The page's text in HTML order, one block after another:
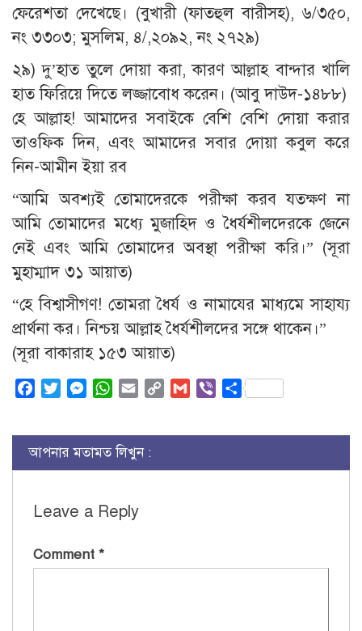
ফেরেশতা দেখেছে। (বুখারী (ফাতহুল বারীসহ), ৬/৩৫০,
নং ৩৩০৩; মুসলিম, ৪/,২০৯২, নং ২৭২৯)
২৯) দু’হাত তুলে দোয়া করা, কারণ আল্লাহ বান্দার খালি
হাত ফিরিয়ে দিতে লজ্জাবোধ করেন। (আবু দাউদ-১৪৮৮)
হে আল্লাহ! আমাদের সবাইকে বেশি বেশি দোয়া করার
তাওফিক দিন, এবং আমাদের সবার দোয়া কবুল করে
নিন-আমীন ইয়া রব
“আমি অবশ্যই তোমাদেরকে পরীক্ষা করব যতক্ষণ না
আমি তোমাদের মধ্যে মুজাহিদ ও ধৈর্যশীলদেরকে জেনে
নেই এবং আমি তোমাদের অবস্থা পরীক্ষা করি।” (সূরা
মুহাম্মাদ ৩১ আয়াত)
“হে বিশ্বাসীগণ! তোমরা ধৈর্য ও নামাযের মাধ্যমে সাহায্য
প্রার্থনা কর। নিশ্চয় আল্লাহ ধৈর্যশীলদের সঙ্গে থাকেন।”
(সূরা বাকারাহ ১৫৩ আয়াত)
FacebookTwitterMessenger
WhatsApp
Email
Copy
Gmail ViberShare
আপনার মতামত লিখুন :
Leave a Reply
Comment *